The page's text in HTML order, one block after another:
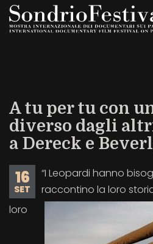
Salta
A tu per tu con
diverso dagli
a Dereck e
16
SET
“I Leopardi hanno
raccontino la loro
loro